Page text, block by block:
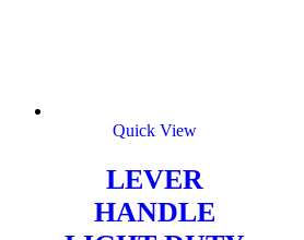
Quick View
LEVER
HANDLE